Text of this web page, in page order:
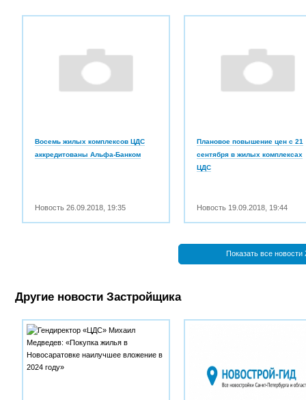
Восемь жилых комплексов ЦДС
аккредитованы Альфа-Банком
Новость26.09.2018 19:35
Плановое повышение цен с 21
сентября в жилых комплексах
ЦДС
Новость 19.09.2018 19:44
Показать все
Другие новости Застройщика